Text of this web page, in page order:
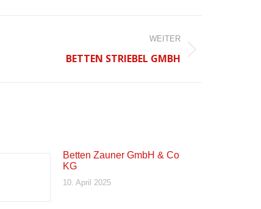
WEITER
BETTEN STRIEBEL GMBH
Betten Zauner GmbH & Co
KG
10. April 2025